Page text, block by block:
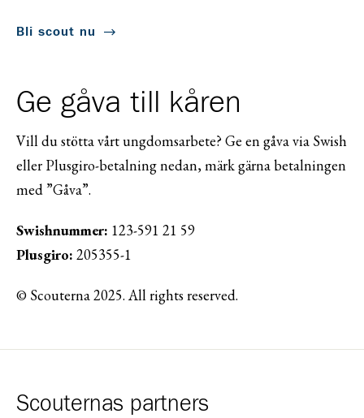
Bli scout nu
Ge gåva till kåren
Vill du stötta vårt ungdomsarbete? Ge en gåva via Swish
eller Plusgiro-betalning nedan, märk gärna betalningen
med ”Gåva”.
Swishnummer: 123-591 21 59
Plusgiro: 205355-1
© Scouterna 2025. All rights reserved.
Scouternas partners